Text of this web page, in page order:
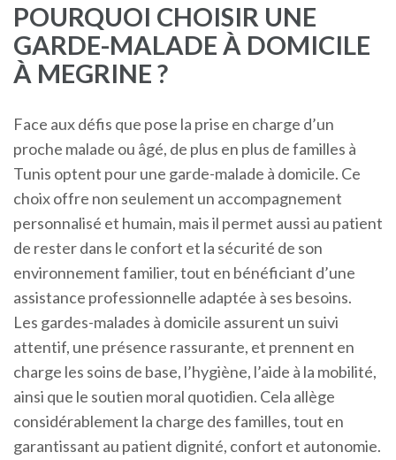
POURQUOI CHOISIR UNE
GARDE-MALADE À DOMICILE
À MEGRINE ?
Face aux défis que pose la prise en charge d’un
proche malade ou âgé, de plus en plus de familles à
Tunis optent pour une garde-malade à domicile. Ce
choix offre non seulement un accompagnement
personnalisé et humain, mais il permet aussi au patient
de rester dans le confort et la sécurité de son
environnement familier, tout en bénéficiant d’une
assistance professionnelle adaptée à ses besoins.
Les gardes-malades à domicile assurent un suivi
attentif, une présence rassurante, et prennent en
charge les soins de base, l’hygiène, l’aide à la mobilité,
ainsi que le soutien moral quotidien. Cela allège
considérablement la charge des familles, tout en
garantissant au patient dignité, confort et autonomie.